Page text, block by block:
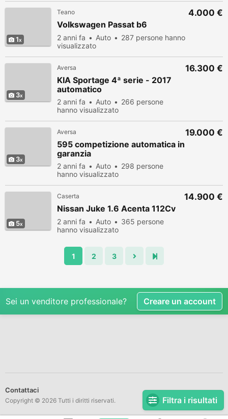
Filtra i risultati
1
Teano
Volkswagen Passat b6
2 anni fa Auto
287 persone hanno
visualizzato
4.000 €
3
Aversa
KIA Sportage 4ª serie - 2017
automatico
2 anni fa Auto
266 persone
hanno visualizzato
16.300 €
3
Aversa
595 competizione automatica in
garanzia
2 anni fa Auto
298 persone
hanno visualizzato
19.000 €
5
Caserta
Nissan Juke 1.6 Acenta 112Cv
2 anni fa Auto
365 persone
hanno visualizzato
14.900 €
1 2 3
Sei un venditore professionale? Creare un account
Contattaci
Copyright © 2026 Tutti i diritti riservati.